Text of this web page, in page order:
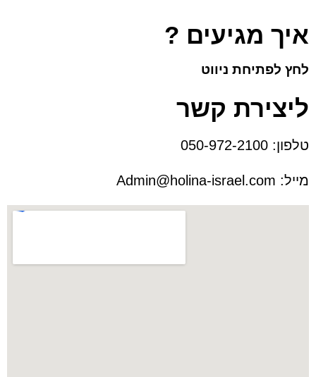
איך מגיעים ?
לחץ לפתיחת ניווט
ליצירת קשר
טלפון:
מייל: Admin@holina-israel.com